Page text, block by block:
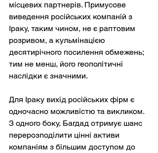
місцевих партнерів. Примусове
виведення російських компаній з
Іраку, таким чином, не є раптовим
розривом, а кульмінацією
десятирічного посилення обмежень;
тим не менш, його геополітичні
наслідки є значними.
Для Іраку вихід російських фірм є
одночасно можливістю та викликом.
З одного боку, Багдад отримує шанс
перерозподілити цінні активи
компаніям з більшим доступом до